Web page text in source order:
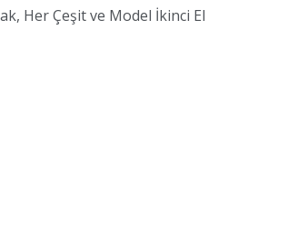
Her Çeşit ve Model İkinci El